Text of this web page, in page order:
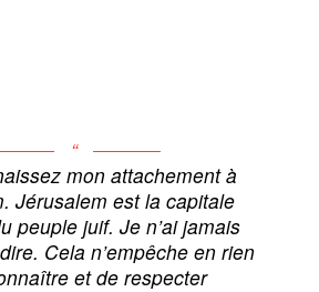
mon attachement à
Jérusalem est la capitale
peuple juif. Je n’ai jamais
Cela n’empêche en rien
et de respecter